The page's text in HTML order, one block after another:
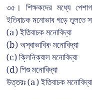
৩৫। শিক্ষকদের মধ্যে
ইতিবাচক মনোভাব গড়ে তুলতে
(a) ইতিবাচক মনোবিদ্যা
(b) অস্বাভাবিক মনোবিদ্যা
(c) ক্লিনিক্যাল মনোবিদ্যা
(d) শিশু মনোবিদ্যা
উত্তরঃ (a) ইতিবাচক মনোবিদ্যা